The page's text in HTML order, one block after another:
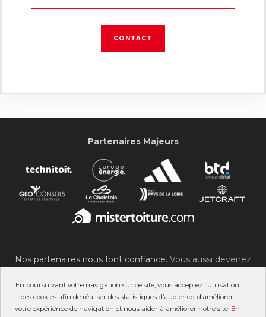
En poursuivant votre navigation sur ce site, vous acceptez l’utilisation
des cookies afin de réaliser des statistiques d’audience, d’améliorer
votre expérience de navigation et nous aider à améliorer notre site. En
CONTACT
Partenaires Majeurs
Nos partenaires nous font confiance. Vous aussi devenez